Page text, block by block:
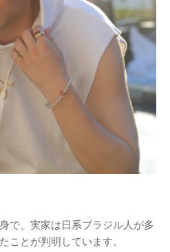
で、実家は日系ブラジル人が多
ことが判明しています。